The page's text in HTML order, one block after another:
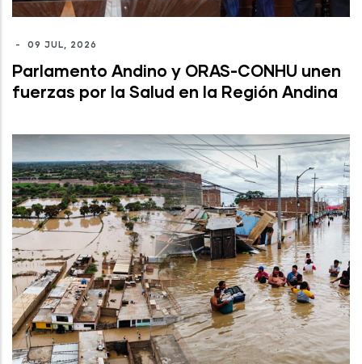
- 09 JUL, 2026
Parlamento Andino y ORAS-CONHU unen
fuerzas por la Salud en la Región Andina